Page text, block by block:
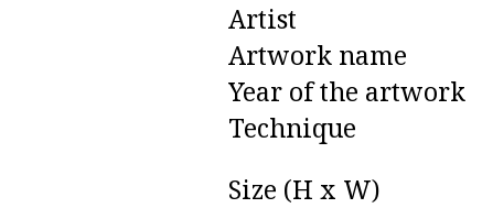
Artist
Artwork name
Year of the artwork
Technique
Size (H x W)